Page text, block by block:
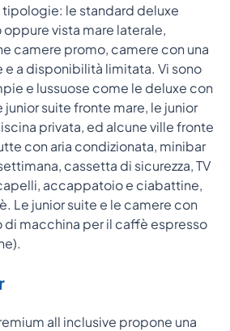
le standard deluxe
vista mare laterale,
camere promo, camere con una
a disponibilità limitata. Vi sono
e lussuose come le deluxe con
suite fronte mare, le junior
privata, ed alcune ville fronte
con aria condizionata, minibar
cassetta di sicurezza, TV
accappatoio e ciabattine,
Le junior suite e le camere con
macchina per il caffè espresso
all inclusive propone una